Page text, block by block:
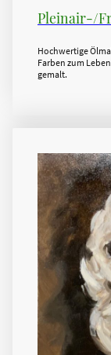
Pleinair-/
Hochwertige
Farben zum
gemalt.